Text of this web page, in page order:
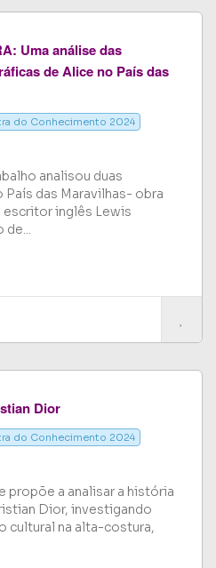
Uma análise das
de Alice no País das
do Conhecimento 2024
analisou duas
das Maravilhas- obra
inglês Lewis
de...
Dior
do Conhecimento 2024
propõe a analisar a história
Dior, investigando
cultural na alta-costura,